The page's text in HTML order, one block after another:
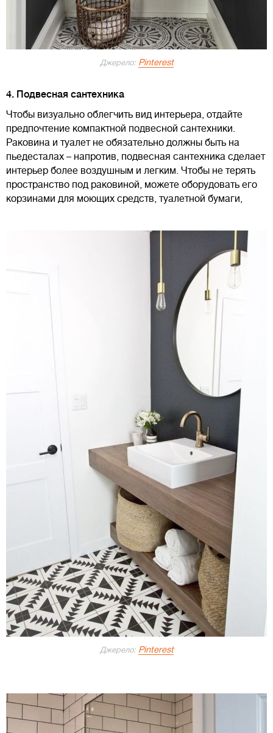
Джерело: Pinterest
4. Подвесная сантехника
Чтобы визуально облегчить вид интерьера, отдайте
предпочтение компактной подвесной сантехники.
Раковина и туалет не обязательно должны быть на
пьедесталах – напротив, подвесная сантехника сделает
интерьер более воздушным и легким. Чтобы не терять
пространство под раковиной, можете оборудовать его
корзинами для моющих средств, туалетной бумаги,
Джерело: Pinterest